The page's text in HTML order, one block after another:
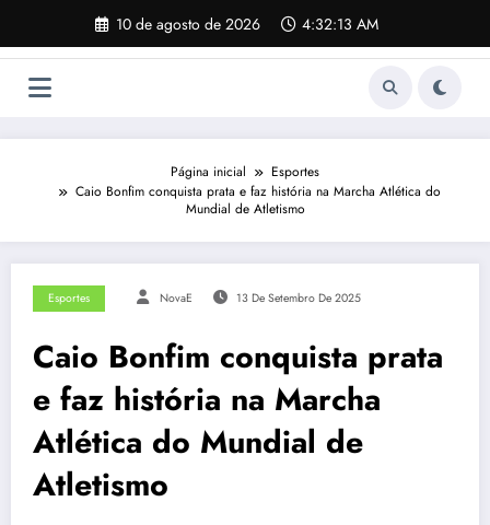
o
10 de agosto de 2026 4:32:14 AM
Página inicial
Esportes
Caio Bonfim conquista prata e faz história na Marcha Atlética do
Mundial de Atletismo
Esportes NovaE 13 De Setembro De 2025
Caio Bonfim conquista prata
e faz história na Marcha
Atlética do Mundial de
Atletismo